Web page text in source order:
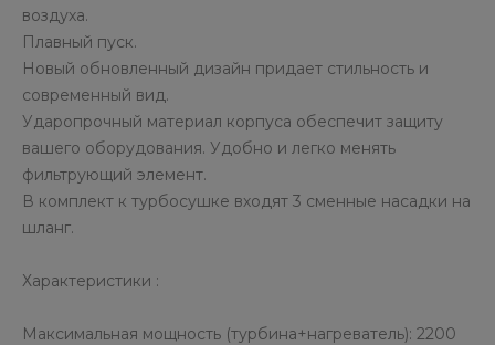
воздуха.
Плавный пуск.
Новый обновленный дизайн придает стильность и
современный вид.
Ударопрочный материал корпуса обеспечит защиту
вашего оборудования. Удобно и легко менять
фильтрующий элемент.
В комплект к турбосушке входят 3 сменные насадки на
шланг.
Характеристики :
Максимальная мощность (турбина+нагреватель): 2200